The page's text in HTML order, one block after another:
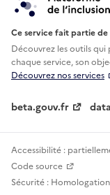
Ce service fait partie de
Découvrez les outils
chaque service, son
Découvrez nos services
beta.gouv.fr
Accessibilité :
Code source
Sécurité :